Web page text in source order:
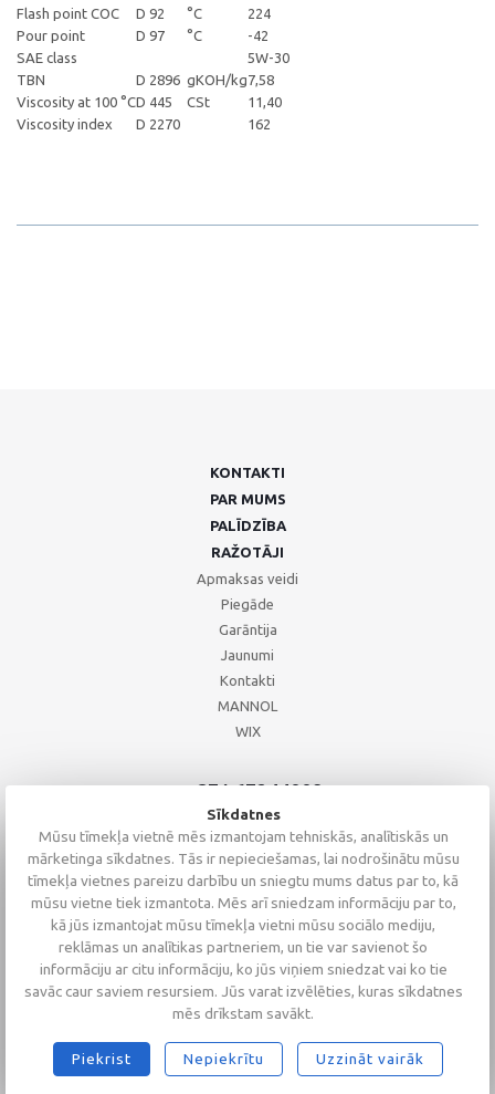
Flash point COC
D 92 °C
224
Pour point
D 97 °C
-42
SAE class
5W-30
TBN
D 2896 gKOH/kg7,58
Viscosity at 100 °CD 445 CSt
11,40
Viscosity index
D 2270 162
KONTAKTI
PAR MUMS
PALĪDZĪBA
RAŽOTĀJI
Apmaksas veidi
Piegāde
Garāntija
Jaunumi
Kontakti
MANNOL
WIX
+371 67244008
+371 67271055
+371 26002793
2026 © Altaserviss SIA
Sīkdatnes
Mūsu tīmekļa vietnē mēs izmantojam tehniskās, analītiskās un
mārketinga sīkdatnes. Tās ir nepieciešamas, lai nodrošinātu mūsu
tīmekļa vietnes pareizu darbību un sniegtu mums datus par to, kā
mūsu vietne tiek izmantota. Mēs arī sniedzam informāciju par to,
kā jūs izmantojat mūsu tīmekļa vietni mūsu sociālo mediju,
reklāmas un analītikas partneriem, un tie var savienot šo
informāciju ar citu informāciju, ko jūs viņiem sniedzat vai ko tie
savāc caur saviem resursiem. Jūs varat izvēlēties, kuras sīkdatnes
mēs drīkstam savākt.
Piekrist Nepiekrītu Uzzināt vairāk